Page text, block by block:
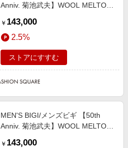
Anniv. 菊池武夫】WOOL MELTON
￥ 143,000
2.5%
ストアにすすむ
MEN'S BIGI/メンズビギ 【50th
Anniv. 菊池武夫】WOOL MELTON
￥ 143,000